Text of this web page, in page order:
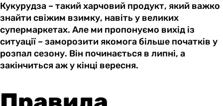
Кукурудза – такий харчовий продукт, який важко
знайти свіжим взимку, навіть у великих
супермаркетах. Але ми пропонуємо вихід із
ситуації – заморозити якомога більше початків у
розпал сезону. Він починається в липні, а
закінчиться аж у кінці вересня.